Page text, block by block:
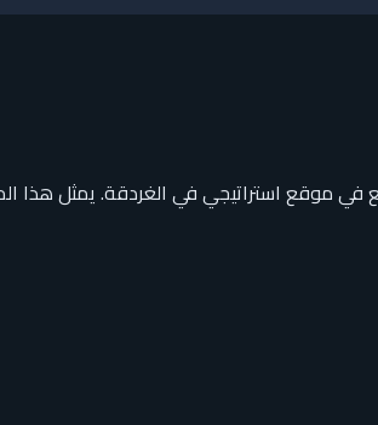
في موقع استراتيجي في الغردقة. يمثل هذا